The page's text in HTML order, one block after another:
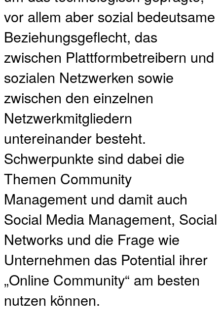
vor allem aber sozial bedeutsame
Beziehungsgeflecht, das
zwischen Plattformbetreibern und
sozialen Netzwerken sowie
zwischen den einzelnen
Netzwerkmitgliedern
untereinander besteht.
Schwerpunkte sind dabei die
Themen Community
Management und damit auch
Social Media Management, Social
Networks und die Frage wie
Unternehmen das Potential ihrer
„Online Community“ am besten
nutzen können.